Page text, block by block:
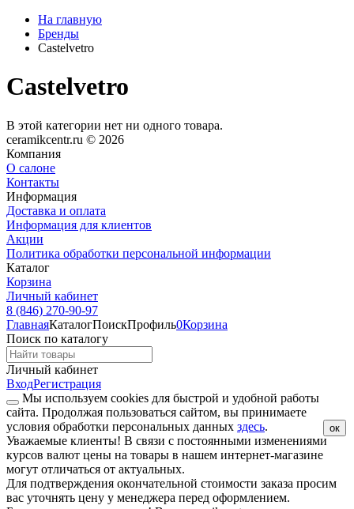
На главную
Бренды
Castelvetro
Castelvetro
В этой категории нет ни одного товара.
ceramikcentr.ru © 2026
Компания
О салоне
Контакты
Информация
Доставка и оплата
Информация для клиентов
Акции
Политика обработки персональной информации
Каталог
Корзина
Личный кабинет
8 (846) 270-90-97
ГлавнаяКаталогПоискПрофиль0Корзина
Поиск по каталогу
Личный кабинет
ВходРегистрация
Мы используем cookies для быстрой и удобной работы
сайта. Продолжая пользоваться сайтом, вы принимаете
условия обработки персональных данных здесь. ок
Уважаемые клиенты! В связи с постоянными изменениями
курсов валют цены на товары в нашем интернет-магазине
могут отличаться от актуальных.
Для подтверждения окончательной стоимости заказа просим
вас уточнять цену у менеджера перед оформлением.